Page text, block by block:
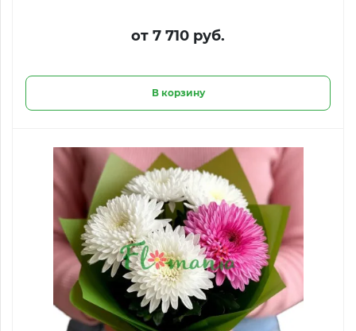
от 7 710 руб.
В корзину